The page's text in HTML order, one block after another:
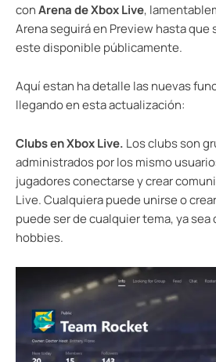
conArena de Xbox Live,
Arena seguirá en Preview hasta que
este disponible públicamente.
Aquí estan ha detalle las nuevas
llegando en esta actualización:
Clubs en Xbox Live. Los clubs son
administrados por los mismo
jugadores conectarse y crear
Live. Cualquiera puede unirse o
puede ser de cualquier tema, ya
hobbies.